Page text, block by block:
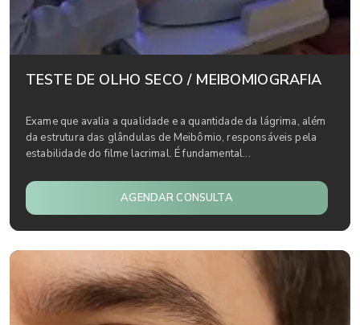
TESTE DE OLHO SECO / MEIBOMIOGRAFIA
Exame que avalia a qualidade e a quantidade da lágrima, além
da estrutura das glândulas de Meibômio, responsáveis pela
estabilidade do filme lacrimal. É fundamental...
AGENDAR CONSULTA